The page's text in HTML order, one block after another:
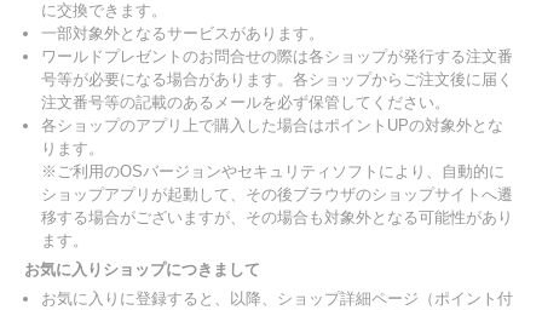
に交換できます。
一部対象外となるサービスがあります。
ワールドプレゼントのお問合せの際は各ショップが発行する注文番
号等が必要になる場合があります。各ショップからご注文後に届く
注文番号等の記載のあるメールを必ず保管してください。
各ショップのアプリ上で購入した場合はポイントUPの対象外とな
ります。
※ご利用のOSバージョンやセキュリティソフトにより、自動的に
ショップアプリが起動して、その後ブラウザのショップサイトへ遷
移する場合がございますが、その場合も対象外となる可能性があり
ます。
お気に入りショップにつきまして
お気に入りに登録すると、以降、ショップ詳細ページ（ポイント付